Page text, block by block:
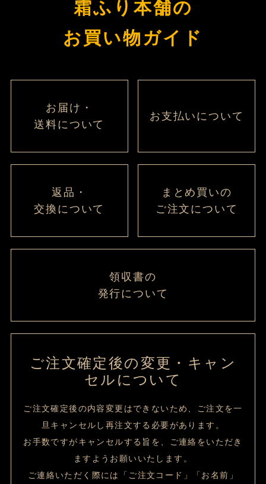
霜ふり本舗の
お買い物ガイド
お届け・
送料について
お支払いについて
返品・
交換について
まとめ買いの
ご注文について
領収書の
発行について
ご注文確定後の変更・キャン
セルについて
ご注文確定後の内容変更はできないため、ご注文を一
旦キャンセルし再注文する必要があります。
お手数ですがキャンセルする旨を、ご連絡をいただき
ますようお願いいたします。
ご連絡いただく際には「ご注文コード」「お名前」